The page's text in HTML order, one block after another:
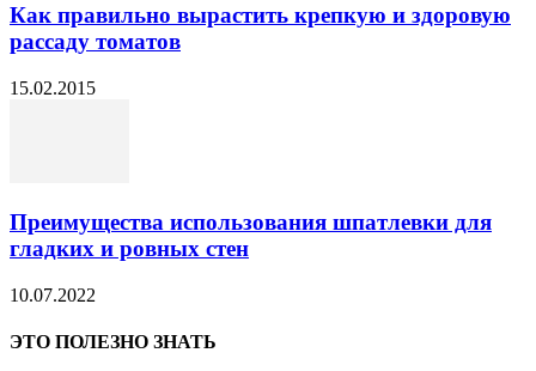
Как правильно вырастить крепкую и здоровую
рассаду томатов
15.02.2015
Преимущества использования шпатлевки для
гладких и ровных стен
10.07.2022
ЭТО ПОЛЕЗНО ЗНАТЬ